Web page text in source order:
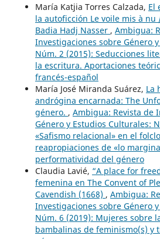
María Katjia Torres Calzada, El
la autoficción Le voile mis à nu
Badia Hadj Nasser , Ambigua:
Investigaciones sobre Género
Núm. 2 (2015): Seducciones
la escritura. Aportaciones
francés-español
María José Miranda Suárez, La
andrógina encarnada: The
género. , Ambigua: Revista de
Género y Estudios Culturales:
«Safismo relacional» en el
reapropiaciones de «lo
performatividad del género
Claudia Lavié, “A place for
femenina en The Convent of
Cavendish (1668) , Ambigua:
Investigaciones sobre Género
Núm. 6 (2019): Mujeres sobre
bambalinas de feminismo(s) y